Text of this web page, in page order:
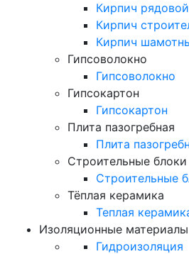
Кирпич
Кирпич
Кирпич
Гипсоволокно
Гипсоволокно
Гипсокартон
Гипсокартон
Плита пазогребная
Плита
Строительные блоки
Строительные
Тёплая керамика
Теплая
Изоляционные материалы
Гидроизоляция